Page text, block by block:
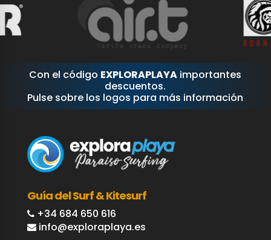
Con el código EXPLORAPLAYA importantes
descuentos.
Pulse sobre los logos para más información
Guía del Surf & Kitesurf
+34 684 650 616
info@exploraplaya.es